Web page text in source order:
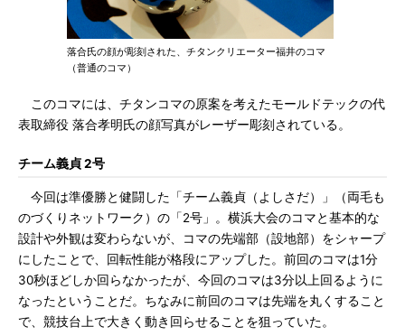
落合氏の顔が彫刻された、チタンクリエーター福井のコマ
（普通のコマ）
このコマには、チタンコマの原案を考えたモールドテックの代
表取締役 落合孝明氏の顔写真がレーザー彫刻されている。
チーム義貞 2号
今回は準優勝と健闘した「チーム義貞（よしさだ）」（両毛も
のづくりネットワーク）の「2号」。横浜大会のコマと基本的な
設計や外観は変わらないが、コマの先端部（設地部）をシャープ
にしたことで、回転性能が格段にアップした。前回のコマは1分
30秒ほどしか回らなかったが、今回のコマは3分以上回るように
なったということだ。ちなみに前回のコマは先端を丸くすること
で、競技台上で大きく動き回らせることを狙っていた。